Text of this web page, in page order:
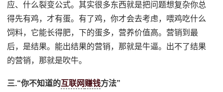
应、什么裂变公式。其实很多东西就是把问题想复杂你总
得先有鸡，才有蛋。有了鸡，你才会去考虑，喂鸡吃什么
饲料，它能长得肥，下的蛋多，营养价值高。营销到最
后，是结果。能出结果的营销，那就是牛逼。出不了结果
的营销，那就是吹牛。
三.“你不知道的互联网赚钱方法”